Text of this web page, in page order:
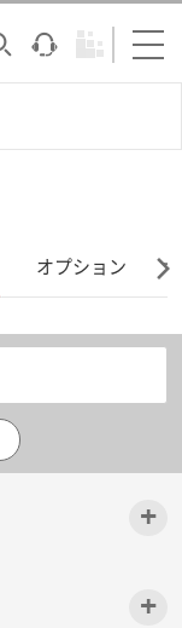
オプション
+
+